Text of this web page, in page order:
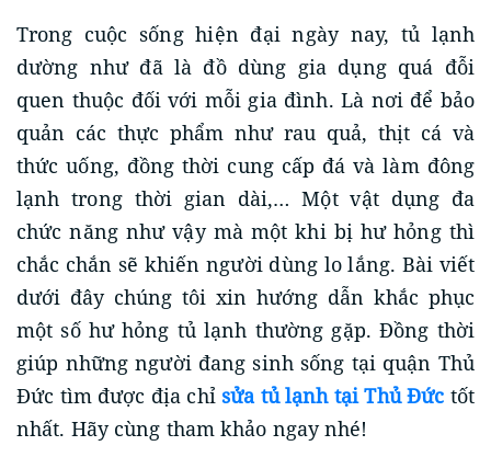
Trong cuộc sống hiện đại ngày nay, tủ lạnh
dường như đã là đồ dùng gia dụng quá đỗi
quen thuộc đối với mỗi gia đình. Là nơi để bảo
quản các thực phẩm như rau quả, thịt cá và
thức uống, đồng thời cung cấp đá và làm đông
lạnh trong thời gian dài,… Một vật dụng đa
chức năng như vậy mà một khi bị hư hỏng thì
chắc chắn sẽ khiến người dùng lo lắng. Bài viết
dưới đây chúng tôi xin hướng dẫn khắc phục
một số hư hỏng tủ lạnh thường gặp. Đồng thời
giúp những người đang sinh sống tại quận Thủ
Đức tìm được địa chỉsửa tủ lạnh tại Thủ Đức tốt
nhất. Hãy cùng tham khảo ngay nhé!